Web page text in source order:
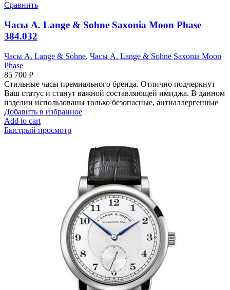
Сравнить
Часы A. Lange & Sohne Saxonia Moon Phase
384.032
Часы A. Lange & Sohne, Часы A. Lange & Sohne Saxonia Moon
Phase
85 700 Р
Стильные часы премиального бренда. Отлично подчеркнут
Ваш статус и станут важной составляющей имиджа. В данном
изделии использованы только безопасные, антиаллергенные
Добавить в избранное
Add to cart
Быстрый просмотр